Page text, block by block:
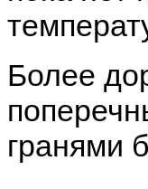
Более
гранями